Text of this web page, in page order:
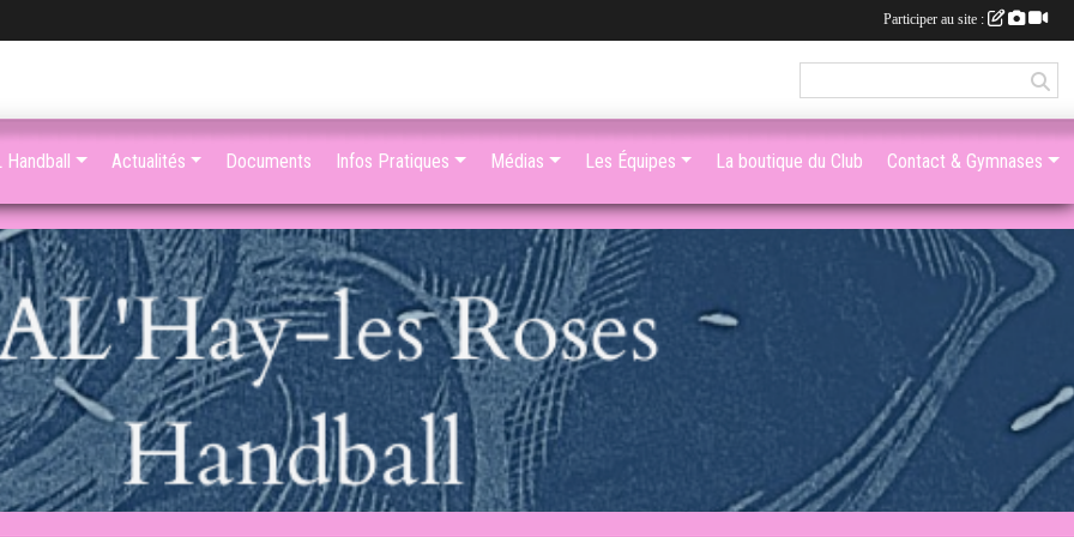
Handball Actualités Documents Infos Pratiques Médias Les Équipes La boutique du Club Contact & Gymnases
Participer au site :